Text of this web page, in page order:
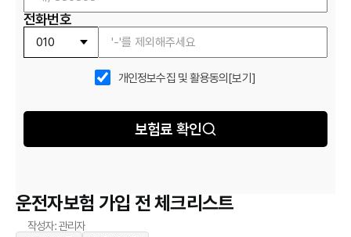
전화번호
개인정보수집 및 활용동의 [보기]
보험료 확인
운전자보험 가입 전 체크리스트
작성자: 관리자